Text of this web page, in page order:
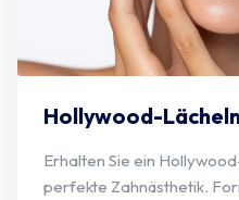
Hollywood-
Erhalten Sie ein
perfekte Zahnästhetik.